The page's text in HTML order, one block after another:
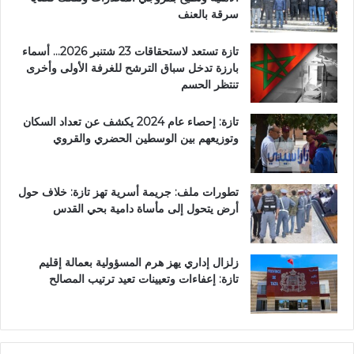
سرقة بالعنف
تازة تستعد لاستحقاقات 23 شتنبر 2026… أسماء
بارزة تدخل سباق الترشح للغرفة الأولى وأخرى
تنتظر الحسم
تازة: إحصاء عام 2024 يكشف عن تعداد السكان
وتوزيعهم بين الوسطين الحضري والقروي
تطورات ملف: جريمة أسرية تهز تازة: خلاف حول
أرض يتحول إلى مأساة دامية بحي القدس
زلزال إداري يهز هرم المسؤولية بعمالة إقليم
تازة: إعفاءات وتعيينات تعيد ترتيب المصالح